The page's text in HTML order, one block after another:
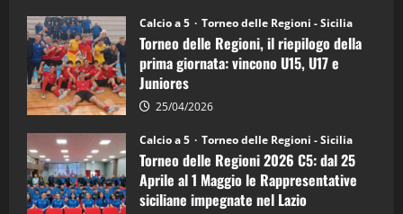
Juniores
è
vicecampione
d’Italia
Calcio a 5 Torneo delle Regioni - Sicilia
Torneo delle Regioni, il riepilogo della
prima giornata: vincono U15, U17 e
Juniores
25/04/2026
Calcio a 5 Torneo delle Regioni - Sicilia
Torneo delle Regioni 2026 C5: dal 25
Aprile al 1 Maggio le Rappresentative
siciliane impegnate nel Lazio